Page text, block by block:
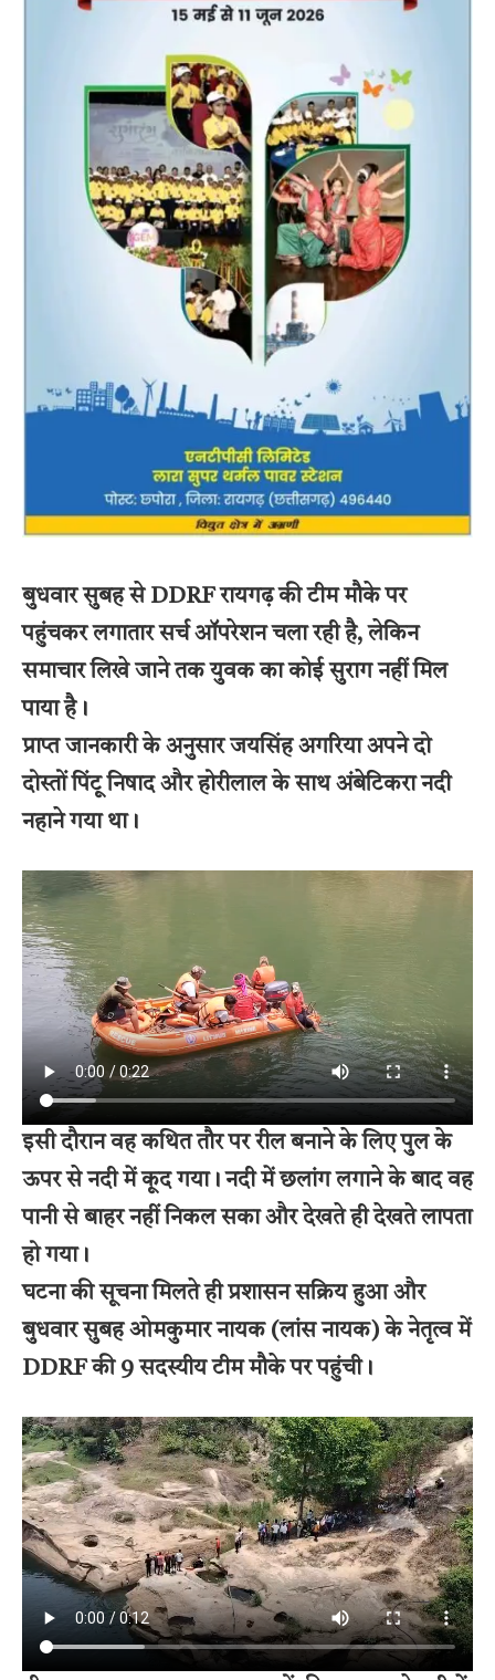
बुधवार सुबह से DDRF रायगढ़ की टीम मौके पर
पहुंचकर लगातार सर्च ऑपरेशन चला रही है, लेकिन
समाचार लिखे जाने तक युवक का कोई सुराग नहीं मिल
पाया है।
प्राप्त जानकारी के अनुसार जयसिंह अगरिया अपने दो
दोस्तों पिंटू निषाद और होरीलाल के साथ अंबेटिकरा नदी
नहाने गया था।
इसी दौरान वह कथित तौर पर रील बनाने के लिए पुल के
ऊपर से नदी में कूद गया। नदी में छलांग लगाने के बाद वह
पानी से बाहर नहीं निकल सका और देखते ही देखते लापता
हो गया।
घटना की सूचना मिलते ही प्रशासन सक्रिय हुआ और
बुधवार सुबह ओमकुमार नायक (लांस नायक) के नेतृत्व में
DDRF की 9 सदस्यीय टीम मौके पर पहुंची।